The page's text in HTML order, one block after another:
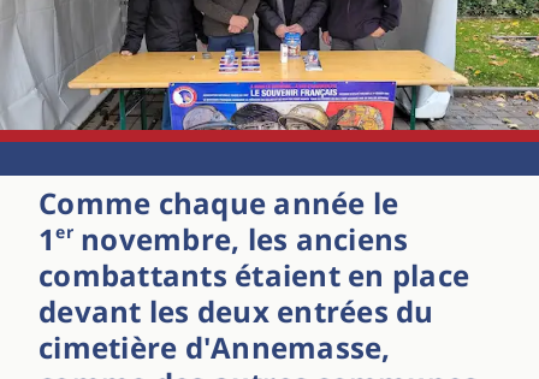
Comme chaque année le
1ernovembre, les anciens
combattants étaient en place
devant les deux entrées du
cimetière d'Annemasse,